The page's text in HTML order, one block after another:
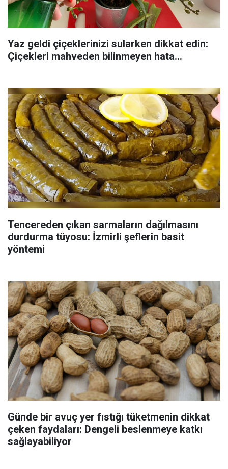
Yaz geldi çiçeklerinizi sularken dikkat edin:
Çiçekleri mahveden bilinmeyen hata...
Tencereden çıkan sarmaların dağılmasını
durdurma tüyosu: İzmirli şeflerin basit
yöntemi
Günde bir avuç yer fıstığı tüketmenin dikkat
çeken faydaları: Dengeli beslenmeye katkı
sağlayabiliyor